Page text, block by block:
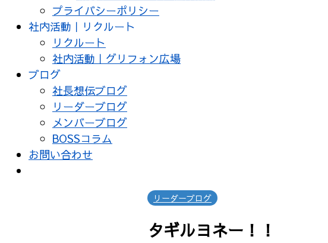
プライバシーポリシー
社内活動｜リクルート
リクルート
社内活動｜グリフォン広場
ブログ
社長想伝ブログ
リーダーブログ
メンバーブログ
BOSSコラム
お問い合わせ
リーダーブログ
タギルヨネー！！